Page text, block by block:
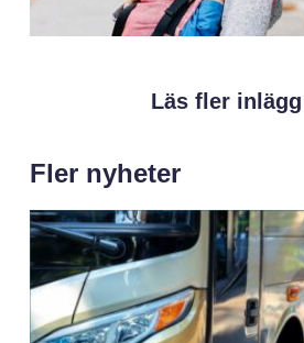
Läs fler
Fler nyheter